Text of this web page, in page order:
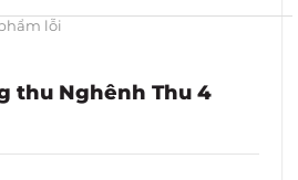
lỗi
thu Nghênh Thu 4